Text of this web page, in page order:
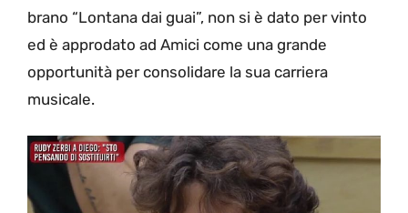
brano “Lontana dai guai”, non si è dato per vinto
ed è approdato ad Amici come una grande
opportunità per consolidare la sua carriera
musicale.